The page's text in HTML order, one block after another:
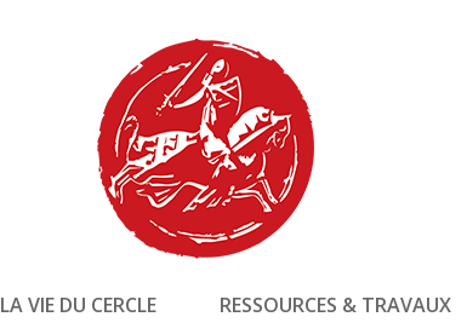
LA VIE DU CERCLE RESSOURCES & TRAVAUX